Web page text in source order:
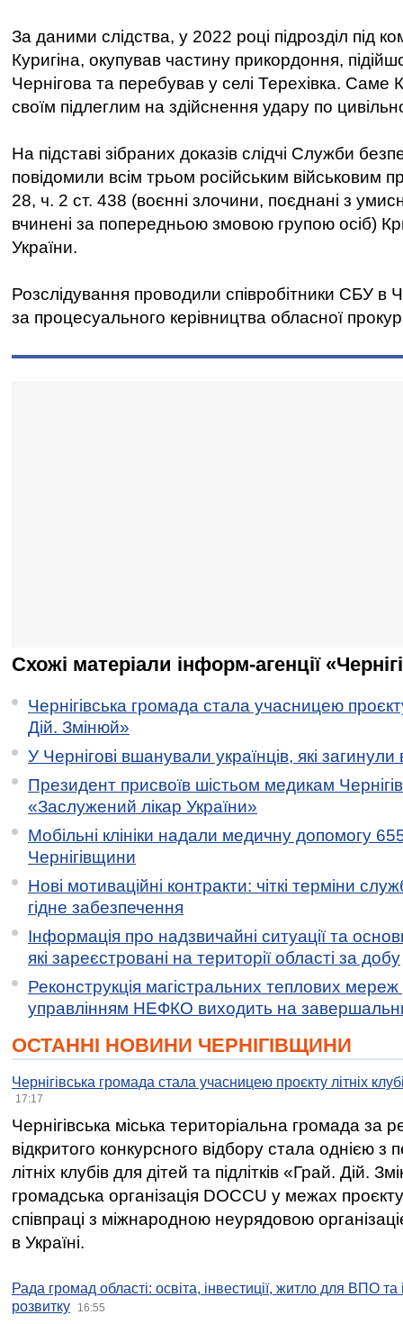
За даними слідства, у 2022 році підрозділ під
Куригіна, окупував частину прикордоння,
Чернігова та перебував у селі Терехівка. Саме
своїм підлеглим на здійснення удару по
На підставі зібраних доказів слідчі Служби
повідомили всім трьом російським військовим
28, ч. 2 ст. 438 (воєнні злочини, поєднані з
вчинені за попередньою змовою групою осіб)
України.
Розслідування проводили співробітники СБУ в
за процесуального керівництва обласної
Схожі матеріали інформ-агенції
Чернігівська громада стала учасницею
Дій. Змінюй»
У Чернігові вшанували українців, які загинули
Президент присвоїв шістьом медикам
«Заслужений лікар України»
Мобільні клініки надали медичну допомогу
Чернігівщини
Нові мотиваційні контракти: чіткі терміни
гідне забезпечення
Інформація про надзвичайні ситуації та
які зареєстровані на території області за добу
Реконструкція магістральних теплових мереж
управлінням НЕФКО виходить на
ОСТАННІ НОВИНИ ЧЕРНІГІВЩИНИ
Чернігівська громада стала учасницею проєкту літніх
17:17
Чернігівська міська територіальна громада за
відкритого конкурсного відбору стала однією
літніх клубів для дітей та підлітків «Грай. Дій.
громадська організація DOCCU у межах
співпраці з міжнародною неурядовою
в Україні.
Рада громад області: освіта, інвестиції, житло для ВПО
розвитку
16:55